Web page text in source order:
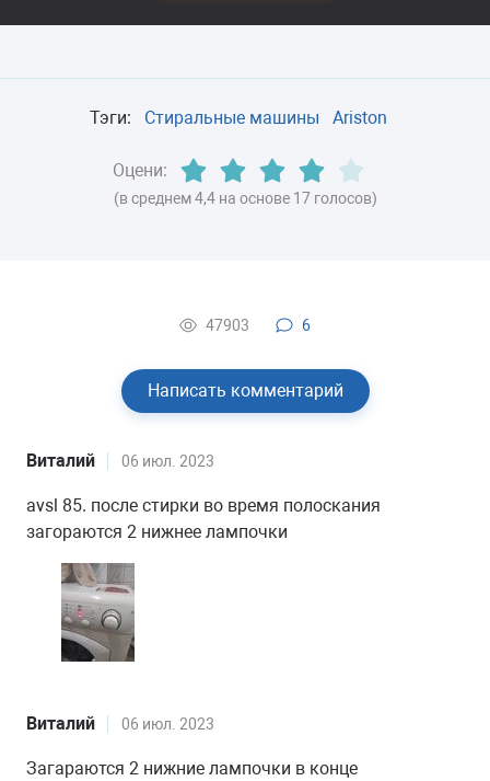
Тэги: Стиральные машины Ariston
Оцени:
(в среднем 4,4 на основе 17 голосов)
47903 6
Написать комментарий
Виталий 06 июл. 2023
avsl 85. после стирки во время полоскания
загораются 2 нижнее лампочки
Виталий 06 июл. 2023
Загараются 2 нижние лампочки в конце